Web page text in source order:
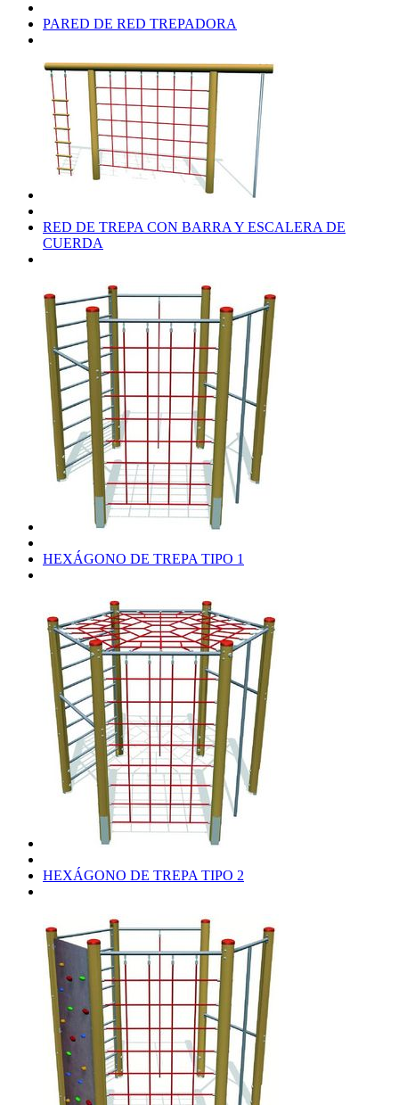
PARED DE RED TREPADORA
RED DE TREPA CON BARRA Y ESCALERA DE
CUERDA
HEXÁGONO DE TREPA TIPO 1
HEXÁGONO DE TREPA TIPO 2